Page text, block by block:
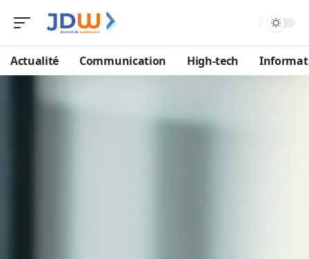
Actualité Communication High-tech